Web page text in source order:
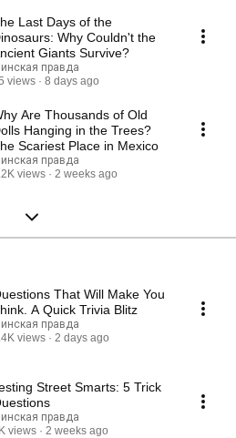
Last Days of the
Why Couldn't the
Giants Survive?
правда
views
8 days ago
Are Thousands of Old
Hanging in the Trees?
Scariest Place in Mexico
правда
views
2 weeks ago
That Will Make You
A Quick Trivia Blitz
правда
views
2 days ago
Street Smarts: 5 Trick
правда
views
2 weeks ago